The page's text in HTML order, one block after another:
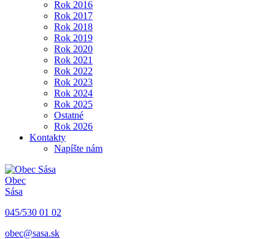
Rok 2016
Rok 2017
Rok 2018
Rok 2019
Rok 2020
Rok 2021
Rok 2022
Rok 2023
Rok 2024
Rok 2025
Ostatné
Rok 2026
Kontakty
Napíšte nám
Obec
Sása
045/530 01 02
obec@sasa.sk